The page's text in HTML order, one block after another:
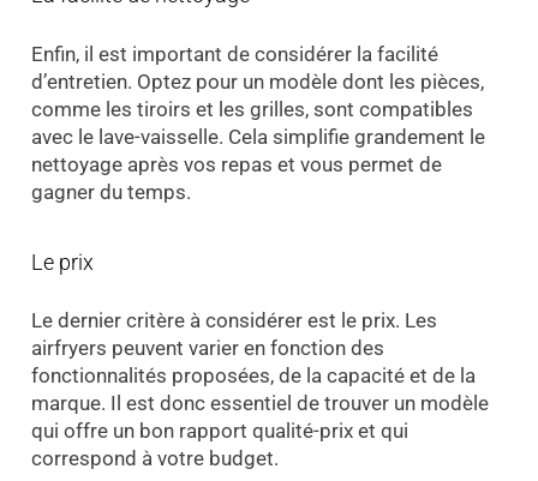
Enfin, il est important de considérer la facilité
d’entretien. Optez pour un modèle dont les pièces,
comme les tiroirs et les grilles, sont compatibles
avec le lave-vaisselle. Cela simplifie grandement le
nettoyage après vos repas et vous permet de
gagner du temps.
Le prix
Le dernier critère à considérer est le prix. Les
airfryers peuvent varier en fonction des
fonctionnalités proposées, de la capacité et de la
marque. Il est donc essentiel de trouver un modèle
qui offre un bon rapport qualité-prix et qui
correspond à votre budget.